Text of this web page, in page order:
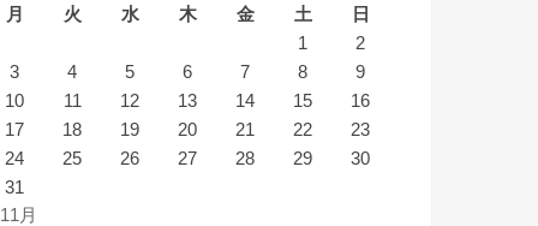
月 火 水 木 金 土
日
1
2
3
4 5 6 7 8
9
10
11 12 13 14 15
16
17
18 19 20 21 22
23
24
25 26 27 28 29
30
31
月